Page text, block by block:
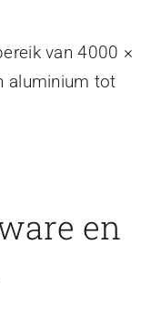
van 4000 ×
aluminium tot
en